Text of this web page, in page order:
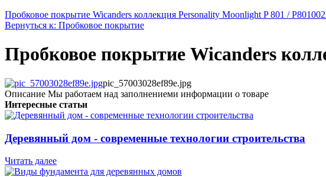
Пробковое покрытие Wicanders коллекция Personality Moonlight P 801 / P801002
Вернуться к: Пробковое покрытие
Пробковое покрытие Wicanders
pic_57003028ef89e.jpg
Описание Мы работаем над заполнениеми информации о товаре
Интересные статьи
Деревянный дом - современные технологии строительства
Читать далее